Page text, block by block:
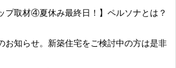
プ取材④夏休み最終日！】ペルソナとは？
お知らせ。新築住宅をご検討中の方は是非